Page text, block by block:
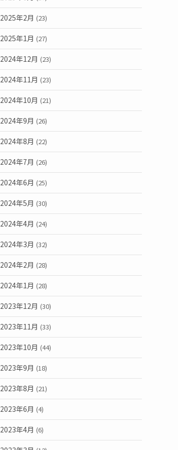
2025年2月 (23)
2025年1月 (27)
2024年12月 (23)
2024年11月 (23)
2024年10月 (21)
2024年9月 (26)
2024年8月 (22)
2024年7月 (26)
2024年6月 (25)
2024年5月 (30)
2024年4月 (24)
2024年3月 (32)
2024年2月 (28)
2024年1月 (28)
2023年12月 (30)
2023年11月 (33)
2023年10月 (44)
2023年9月 (18)
2023年8月 (21)
2023年6月 (4)
2023年4月 (6)